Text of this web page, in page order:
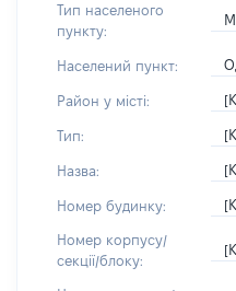
Тип населеного
пункту:
Населений пункт:
Район у місті:
Тип:
Назва:
Номер будинку:
Номер корпусу/
секції/блоку: